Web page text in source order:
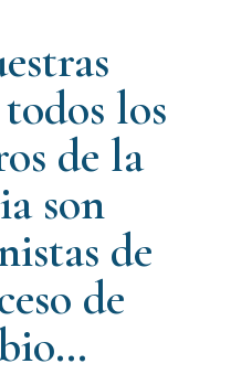
todos los
de la
son
de
de